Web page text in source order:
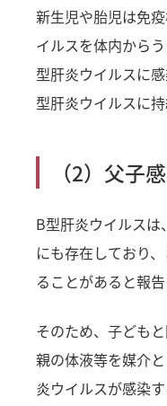
新生児や胎児は免
イルスを体内から
型肝炎ウイルスに
型肝炎ウイルスに
（2）父子
B型肝炎ウイルス
にも存在しており
ることがあると報告
そのため、子ども
親の体液等を媒介
炎ウイルスが感染